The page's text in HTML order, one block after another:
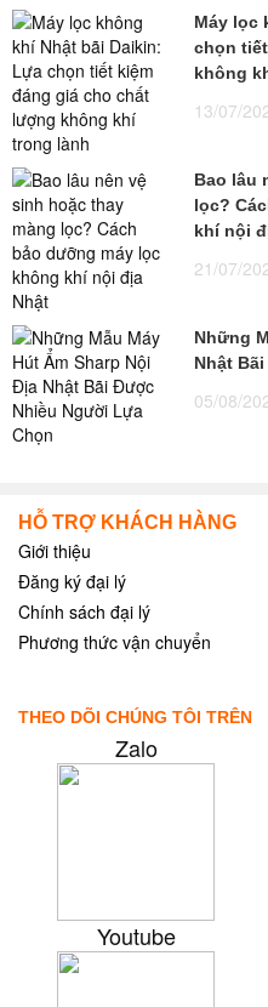
Máy lọc
chọn
không
13/07/
Bao lâu
lọc?
khí nội
21/07/
Những
Nhật
05/08/
HỖ TRỢ KHÁCH HÀNG
Giới thiệu
Đăng ký đại lý
Chính sách đại lý
Phương thức vận chuyển
THEO DÕI CHÚNG TÔI TRÊN
Zalo
Youtube